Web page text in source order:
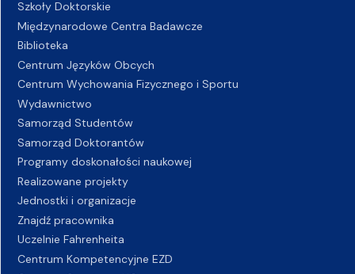
Szkoły Doktorskie
Międzynarodowe Centra Badawcze
Biblioteka
Centrum Języków Obcych
Centrum Wychowania Fizycznego i Sportu
Wydawnictwo
Samorząd Studentów
Samorząd Doktorantów
Programy doskonałości naukowej
Realizowane projekty
Jednostki i organizacje
Znajdź pracownika
Uczelnie Fahrenheita
Centrum Kompetencyjne EZD